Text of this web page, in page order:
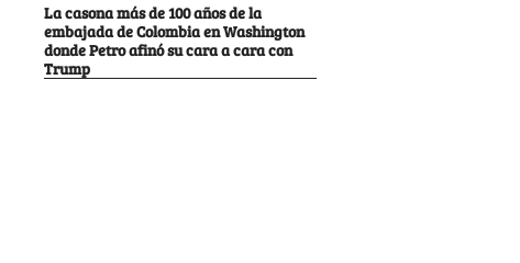
La casona más de 100 años de la
embajada de Colombia en Washington
donde Petro afinó su cara a cara con
Trump